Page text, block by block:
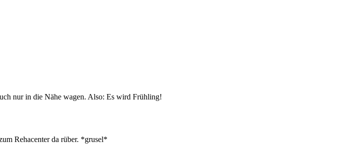
nur in die Nähe wagen. Also: Es wird Frühling!
Rehacenter da rüber. *grusel*